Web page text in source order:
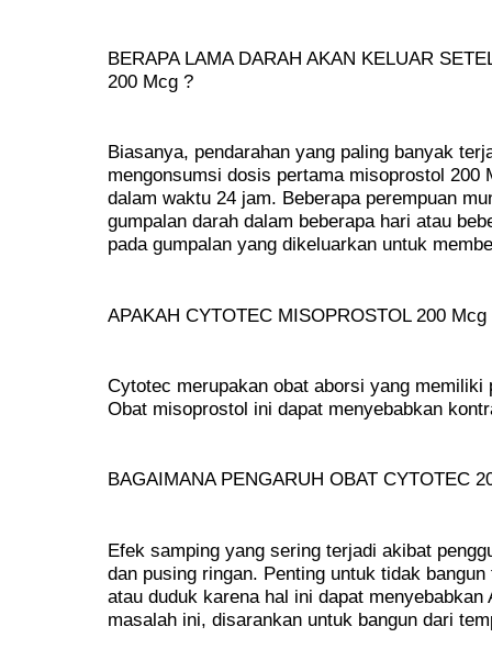
BERAPA LAMA DARAH AKAN KELUAR
200 Mcg ?
Biasanya, pendarahan yang paling banyak
mengonsumsi dosis pertama misoprostol 200
dalam waktu 24 jam. Beberapa perempuan
gumpalan darah dalam beberapa hari atau
pada gumpalan yang dikeluarkan untuk
APAKAH CYTOTEC MISOPROSTOL 200 Mcg
Cytotec merupakan obat aborsi yang
Obat misoprostol ini dapat menyebabkan
BAGAIMANA PENGARUH OBAT CYTOTEC
Efek samping yang sering terjadi akibat
dan pusing ringan. Penting untuk tidak
atau duduk karena hal ini dapat
masalah ini, disarankan untuk bangun dari